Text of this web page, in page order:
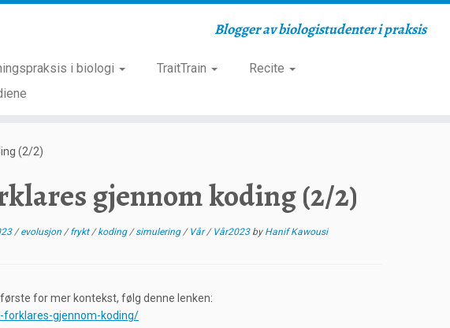
Blogger av biologistudenter i praksis
i biologi TraitTrain
Recite
(2/2)
gjennom koding (2/2)
/evolusjon /frykt/koding/simulering/ Vår/ Vår2023 by Hanif Kawousi
for mer kontekst, følg denne lenken:
forklares-gjennom-koding/